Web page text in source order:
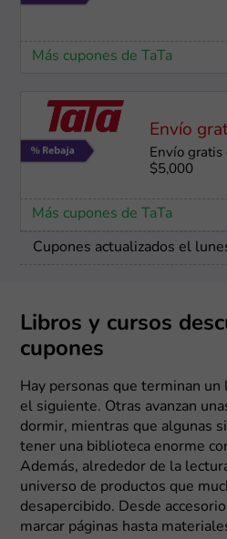
Más cupones de TaTa
Envío
Envío gratis
$5,000
Más cupones de TaTa
Cupones actualizados el
Libros y cursos
cupones
Hay personas que terminan un
el siguiente. Otras avanzan
dormir, mientras que algunas
tener una biblioteca enorme
Además, alrededor de la
universo de productos que
desapercibido. Desde
marcar páginas hasta